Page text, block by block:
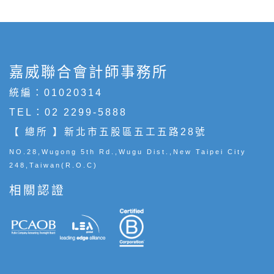
嘉威聯合會計師事務所
統編：01020314
TEL： 02 2299-5888
【 總所 】新北市五股區五工五路28號
NO.28,Wugong 5th Rd.,Wugu Dist.,New Taipei City
248,Taiwan(R.O.C)
相關認證